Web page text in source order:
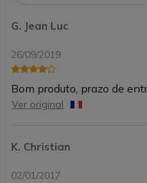
G. Jean Luc
26/09/2019
Bom produto, prazo de
Ver original
K. Christian
02/01/2017